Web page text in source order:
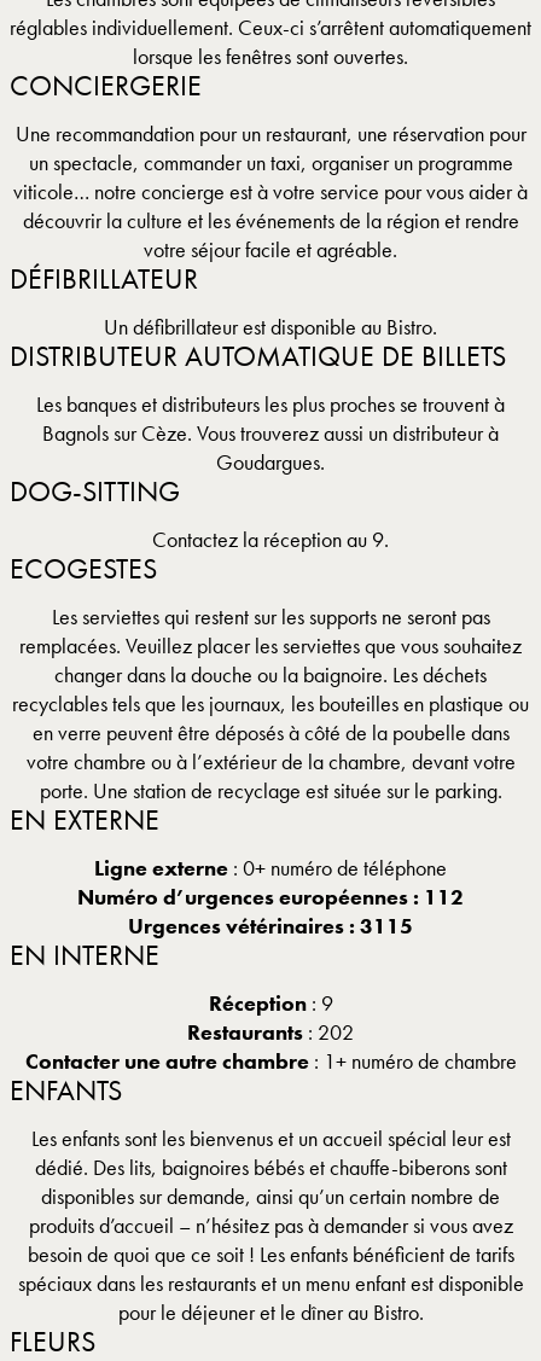
réglables individuellement. Ceux-ci s’arrêtent automatiquement
lorsque les fenêtres sont ouvertes.
CONCIERGERIE
Une recommandation pour un restaurant, une réservation pour
un spectacle, commander un taxi, organiser un programme
viticole… notre concierge est à votre service pour vous aider à
découvrir la culture et les événements de la région et rendre
votre séjour facile et agréable.
DÉFIBRILLATEUR
Un défibrillateur est disponible au Bistro.
DISTRIBUTEUR AUTOMATIQUE DE BILLETS
Les banques et distributeurs les plus proches se trouvent à
Bagnols sur Cèze. Vous trouverez aussi un distributeur à
Goudargues.
DOG-SITTING
Contactez la réception au 9.
ECOGESTES
Les serviettes qui restent sur les supports ne seront pas
remplacées. Veuillez placer les serviettes que vous souhaitez
changer dans la douche ou la baignoire. Les déchets
recyclables tels que les journaux, les bouteilles en plastique ou
en verre peuvent être déposés à côté de la poubelle dans
votre chambre ou à l’extérieur de la chambre, devant votre
porte. Une station de recyclage est située sur le parking.
EN EXTERNE
Ligne externe : 0+ numéro de téléphone
Numéro d’urgences européennes : 112
Urgences vétérinaires : 3115
EN INTERNE
Réception: 9
Restaurants : 202
Contacter une autre chambre: 1+ numéro de chambre
ENFANTS
Les enfants sont les bienvenus et un accueil spécial leur est
dédié. Des lits, baignoires bébés et chauffe-biberons sont
disponibles sur demande, ainsi qu’un certain nombre de
produits d’accueil – n’hésitez pas à demander si vous avez
besoin de quoi que ce soit ! Les enfants bénéficient de tarifs
spéciaux dans les restaurants et un menu enfant est disponible
pour le déjeuner et le dîner au Bistro.
FLEURS